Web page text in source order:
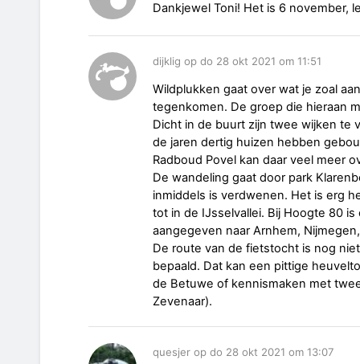
Dankjewel Toni! Het is 6 november,
dijklig op do 28 okt 2021 om 11:51
Wildplukken gaat over wat je zoal
tegenkomen. De groep die hieraan
Dicht in de buurt zijn twee wijken te
de jaren dertig huizen hebben
Radboud Povel kan daar veel meer
De wandeling gaat door park
inmiddels is verdwenen. Het is erg
tot in de IJsselvallei. Bij Hoogte 80
aangegeven naar Arnhem,
De route van de fietstocht is nog
bepaald. Dat kan een pittige
de Betuwe of kennismaken met
Zevenaar).
quesjer op do 28 okt 2021 om 13:07